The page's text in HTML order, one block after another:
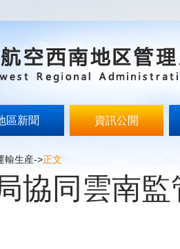
區新聞 資訊公開
輸生産->正文
協同雲南